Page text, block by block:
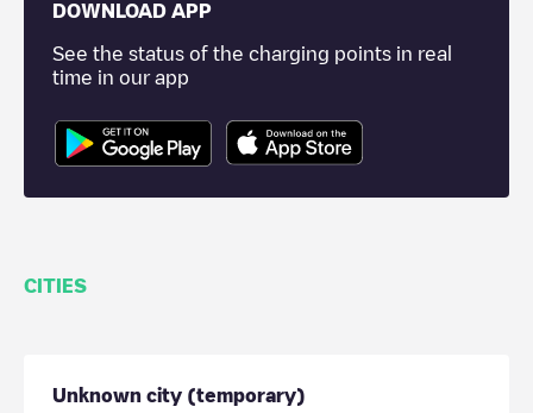
DOWNLOAD APP
See the status of the charging points in real
time in our app
CITIES
Unknown city (temporary)